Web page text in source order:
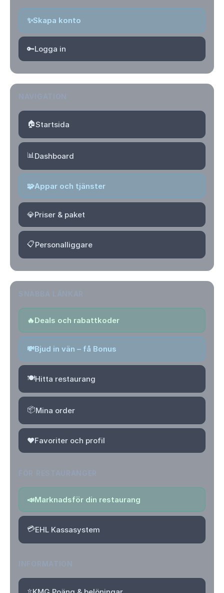
✨Skapa konto
🔑Logga in
🏠Startsida
📊Dashboard
🧩Appar och tjänster
💎Priser & paket
📋Personalliggare
🔥Deals och rabattkoder
💸Bjud in vän – få Bonus
🍽️Hitta restaurang
📦Mina order
❤️Favoriter och profil
📣Marknadsför din restaurang
💳EHL Kassasystem
⭐